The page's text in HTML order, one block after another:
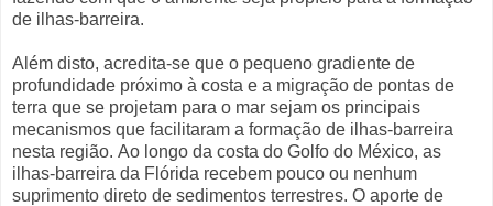
de ilhas-barreira.
Além disto, acredita-se que o pequeno gradiente de
profundidade próximo à costa e a migração de pontas de
terra que se projetam para o mar sejam os principais
mecanismos que facilitaram a formação de ilhas-barreira
nesta região. Ao longo da costa do Golfo do México, as
ilhas-barreira da Flórida recebem pouco ou nenhum
suprimento direto de sedimentos terrestres. O aporte de